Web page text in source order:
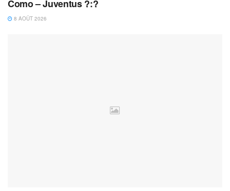
Como – Juventus ?:?
8 AOÛT 2026